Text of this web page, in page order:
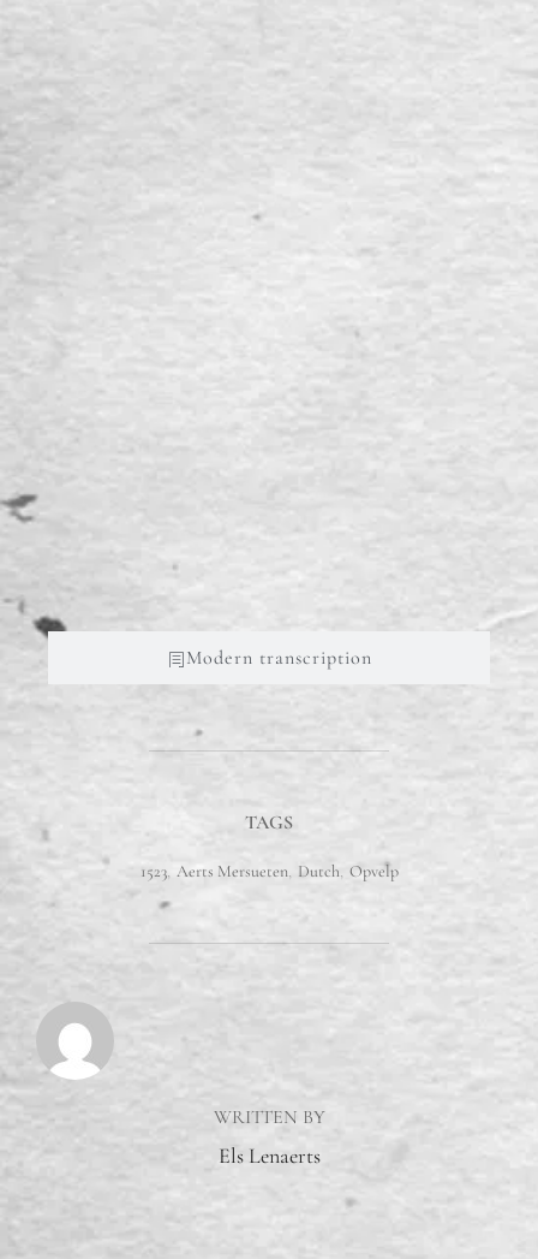
Modern transcription
waren want in wederkeeren zoo hebben sy diverse arme
gemoete comen[de] geslagen ende gesmeten ende een
Ionxken staende besyd[en] der selver plaetsen sonder stoc
aldaer de feeste was gegonst te slane ende te smytene met
hueren voers. pycken ende alle hallebard[en] opte
sevene in getale doende daer groote fortse ende violence
in sulcker vuegen dat de voers. gesellen van opvelpe hen
hebben ter defensien gestelt zoo sy best hebben gecunnen
ende de voers. suppl[iant] hebben[de] een pycke in syn
en[de] syn gesellen overlast waren van hueren vyanden
TAGS
1523, Aerts Mersueten, Dutch, Opvelp
WRITTEN BY
Els Lenaerts